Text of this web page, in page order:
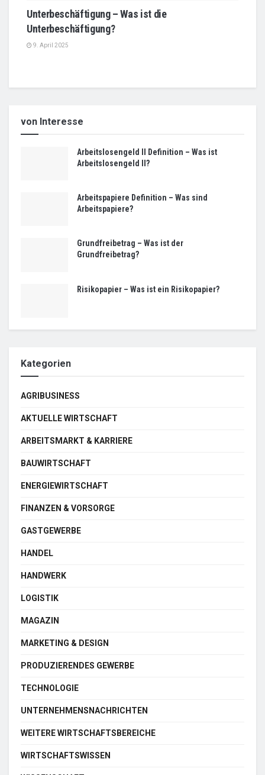
Unterbeschäftigung – Was ist die
Unterbeschäftigung?
9. April 2025
von Interesse
Arbeitslosengeld II Definition – Was ist
Arbeitslosengeld II?
Arbeitspapiere Definition – Was sind
Arbeitspapiere?
Grundfreibetrag – Was ist der
Grundfreibetrag?
Risikopapier – Was ist ein Risikopapier?
Kategorien
AGRIBUSINESS
AKTUELLE WIRTSCHAFT
ARBEITSMARKT & KARRIERE
BAUWIRTSCHAFT
ENERGIEWIRTSCHAFT
FINANZEN & VORSORGE
GASTGEWERBE
HANDEL
HANDWERK
LOGISTIK
MAGAZIN
MARKETING & DESIGN
PRODUZIERENDES GEWERBE
TECHNOLOGIE
UNTERNEHMENSNACHRICHTEN
WEITERE WIRTSCHAFTSBEREICHE
WIRTSCHAFTSWISSEN